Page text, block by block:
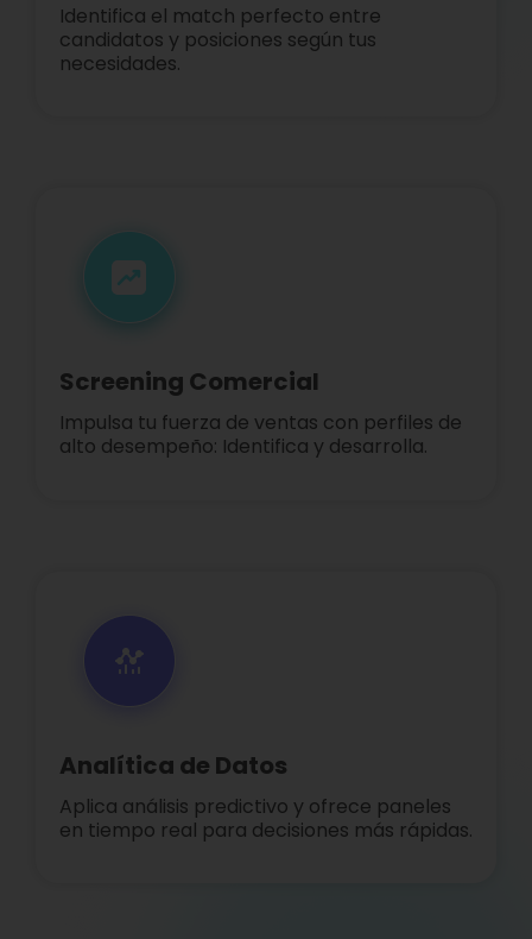
Identifica el match perfecto entre
candidatos y posiciones según tus
necesidades.
Screening Comercial
Impulsa tu fuerza de ventas con perfiles de
alto desempeño: Identifica y desarrolla.
Analítica de Datos
Aplica análisis predictivo y ofrece paneles
en tiempo real para decisiones más rápidas.